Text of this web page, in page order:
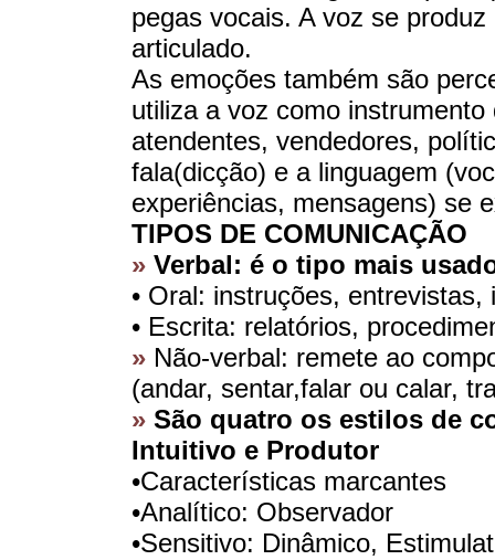
pegas vocais. A voz se
articulado.
As emoções também são
utiliza a voz como
atendentes, vendedores,
fala(dicção) e a linguagem
experiências, mensagens) se
TIPOS DE COMUNICAÇÃO
» Verbal: é o tipo mais
• Oral: instruções, entrevistas,
• Escrita: relatórios,
» Não-verbal: remete ao
(andar, sentar,falar ou calar,
» São quatro os estilos de
Intuitivo e Produtor
•Características marcantes
•Analítico: Observador
•Sensitivo: Dinâmico,